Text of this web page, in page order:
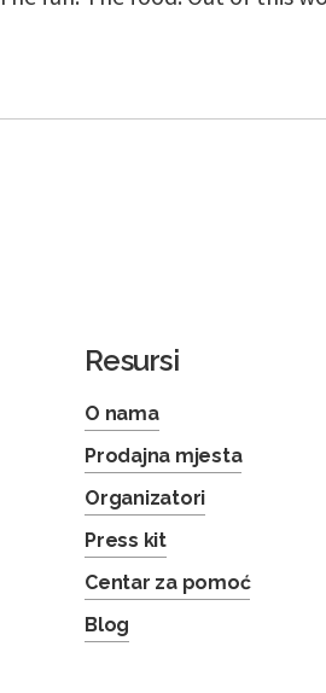
Resursi
O nama
Prodajna mjesta
Organizatori
Press kit
Centar za pomoć
Blog